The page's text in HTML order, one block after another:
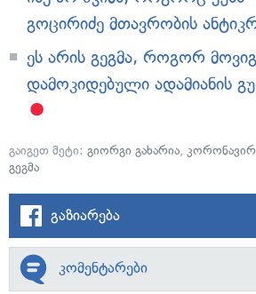
გოცირიძე მთავრობის
ეს არის გეგმა, როგორ
დამოკიდებული ადამიანის
გაიგეთ მეტი: გიორგი გახარია,
გეგმა
გაზიარება
კომენტარები